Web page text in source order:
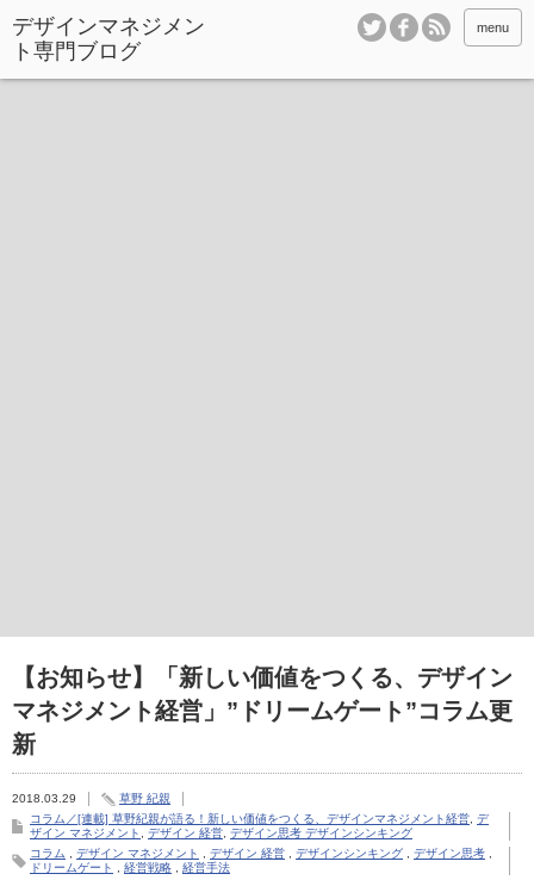
デザインマネジメン
ト専門ブログ
menu
【お知らせ】「新しい価値をつくる、デザイン
マネジメント経営」”ドリームゲート”コラム更
新
2018.03.29
草野 紀親
コラム／[連載] 草野紀親が語る！新しい価値をつくる、デザインマネジメント経営 デ
ザイン マネジメント
デザイン 経営 デザイン思考 デザインシンキング
コラム
デザイン マネジメント デザイン 経営 デザインシンキング デザイン思考
ドリームゲート
経営戦略
経営手法